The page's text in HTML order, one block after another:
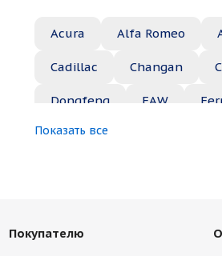
Acura Alfa Romeo
Cadillac Changan
Dongfeng FAW
Great Wall
Nissan Opel
Показать все
Покупателю